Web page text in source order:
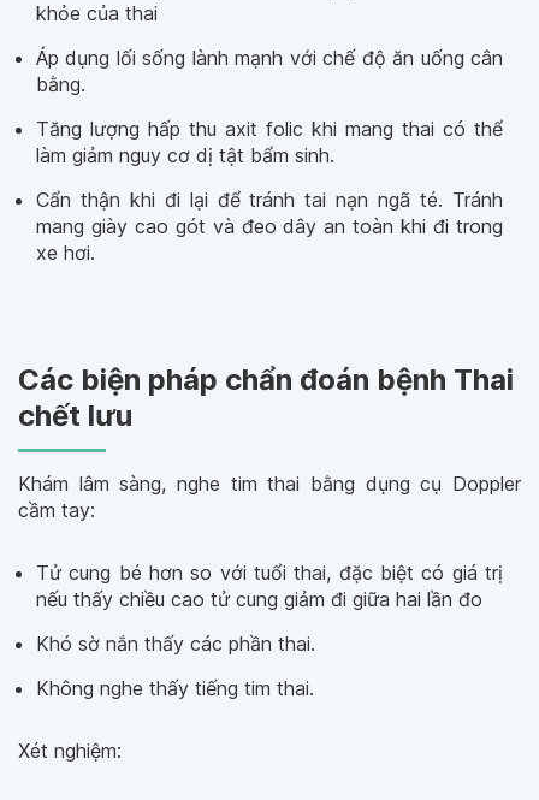
khỏe của thai
Áp dụng lối sống lành mạnh với chế độ ăn uống cân
bằng.
Tăng lượng hấp thu axit folic khi mang thai có thể
làm giảm nguy cơ dị tật bẩm sinh.
Cẩn thận khi đi lại để tránh tai nạn ngã té. Tránh
mang giày cao gót và đeo dây an toàn khi đi trong
xe hơi.
Các biện pháp chẩn đoán bệnh Thai
chết lưu
Khám lâm sàng, nghe tim thai bằng dụng cụ Doppler
cầm tay:
Tử cung bé hơn so với tuổi thai, đặc biệt có giá trị
nếu thấy chiều cao tử cung giảm đi giữa hai lần đo
Khó sờ nắn thấy các phần thai.
Không nghe thấy tiếng tim thai.
Xét nghiệm: